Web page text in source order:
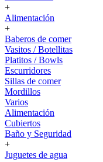
+
Alimentación
+
Baberos de comer
Vasitos / Botellitas
Platitos / Bowls
Escurridores
Sillas de comer
Mordillos
Varios
Alimentación
Cubiertos
Baño y Seguridad
+
Juguetes de agua